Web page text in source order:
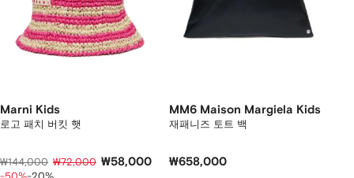
Marni Kids
로고 패치 버킷 햇
₩144,000 ₩72,000 ₩58,000
-50%-20%
MM6 Maison Margiela Kids
재패니즈 토트 백
₩658,000